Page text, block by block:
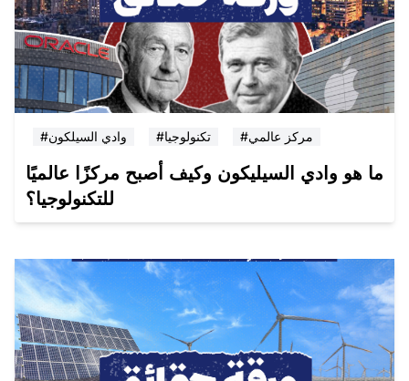
#وادي السيلكون #تكنولوجيا #مركز عالمي
ما هو وادي السيليكون وكيف أصبح مركزًا عالميًا
للتكنولوجيا؟